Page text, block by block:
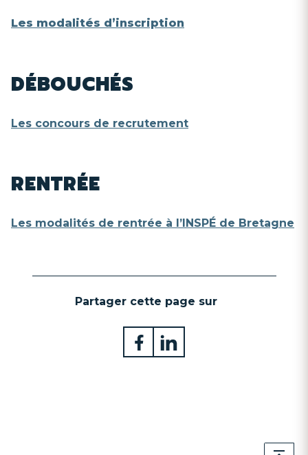
Les modalités d’inscription
DÉBOUCHÉS
Les concours de recrutement
RENTRÉE
Les modalités de rentrée à l’INSPÉ de Bretagne
Partager cette page sur